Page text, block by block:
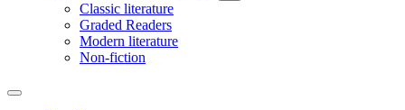
Classic literature
Graded Readers
Modern literature
Non-fiction